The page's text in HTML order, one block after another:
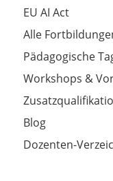
EU AI Act
Alle
Pädagogische
Workshops &
Blog
Dozenten-